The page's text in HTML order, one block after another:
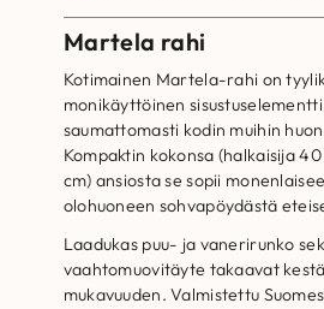
Martela rahi
Kotimainen Martela-rahi on
monikäyttöinen
saumattomasti kodin muihin
Kompaktin kokonsa (halkaisija
cm) ansiosta se sopii
olohuoneen sohvapöydästä
Laadukas puu- ja vanerirunko
vaahtomuovitäyte takaavat
mukavuuden. Valmistettu